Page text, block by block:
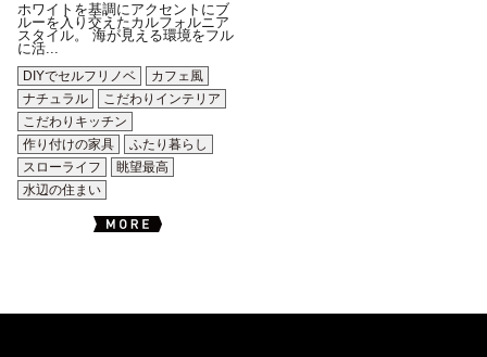
ホワイトを基調にアクセントにブ
ルーを入り交えたカルフォルニア
スタイル。 海が見える環境をフル
に活...
DIYでセルフリノベ
カフェ風
ナチュラル
こだわりインテリア
こだわりキッチン
作り付けの家具
ふたり暮らし
スローライフ
眺望最高
水辺の住まい